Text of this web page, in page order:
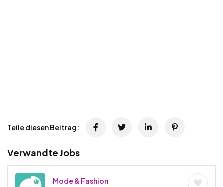
Teile diesen Beitrag:
Verwandte Jobs
Mode & Fashion